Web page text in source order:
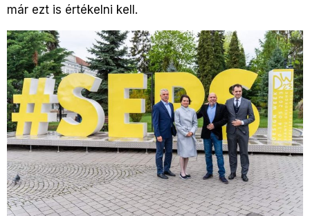
már ezt is értékelni kell.